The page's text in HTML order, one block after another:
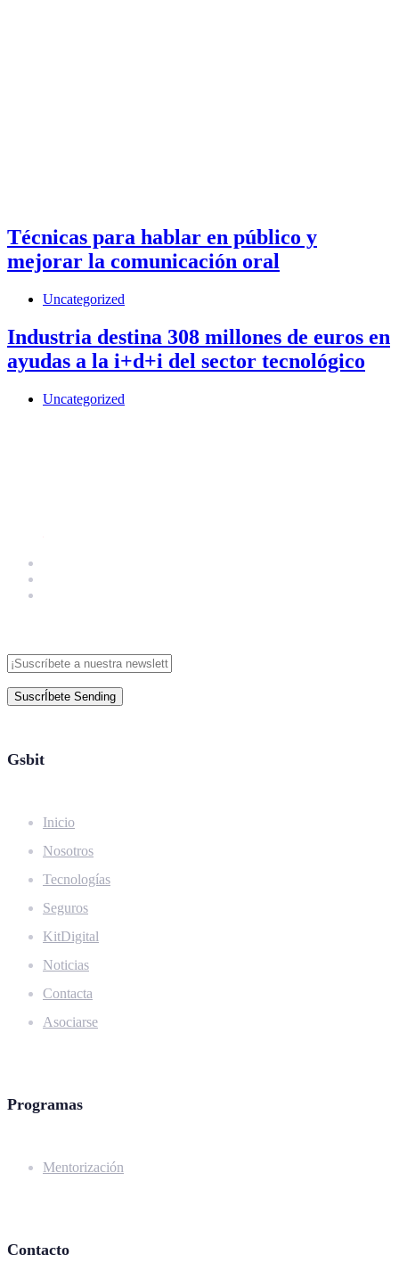
Técnicas para hablar en público y
mejorar la comunicación oral
Uncategorized
Industria destina 308 millones de euros en
ayudas a la i+d+i del sector tecnológico
Uncategorized
SuscrÍbete Sending
Gsbit
Inicio
Nosotros
Tecnologías
Seguros
KitDigital
Noticias
Contacta
Asociarse
Programas
Mentorización
Contacto